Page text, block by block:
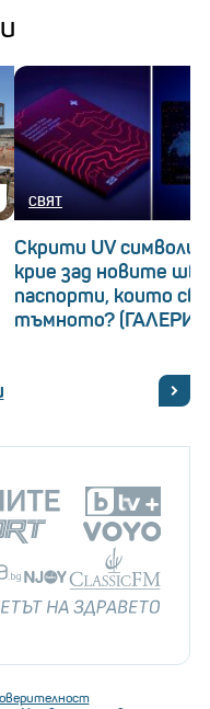
СВЯТ
Скрити UV символи:
крие зад новите
паспорти, които
тъмното?